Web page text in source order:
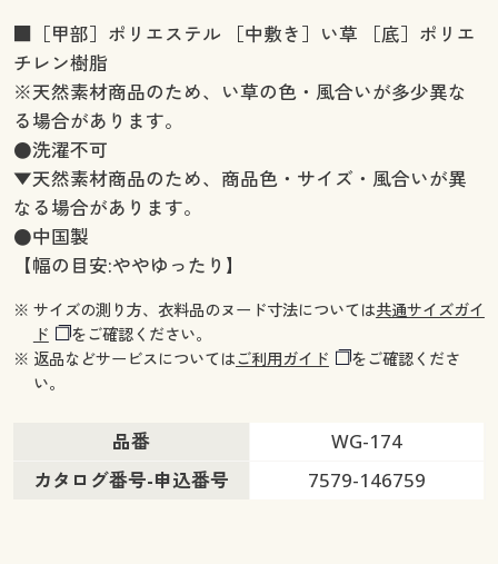
■［甲部］ポリエステル ［中敷き］い草 ［底］ポリエ
チレン樹脂
※天然素材商品のため、い草の色・風合いが多少異な
る場合があります。
●洗濯不可
▼天然素材商品のため、商品色・サイズ・風合いが異
なる場合があります。
●中国製
【幅の目安:ややゆったり】
※ サイズの測り方、衣料品のヌード寸法については共通サイズガイ
ド
をご確認ください。
※ 返品などサービスについてはご利用ガイド
をご確認くださ
い。
品番
WG-174
カタログ番号-申込番号
7579-146759